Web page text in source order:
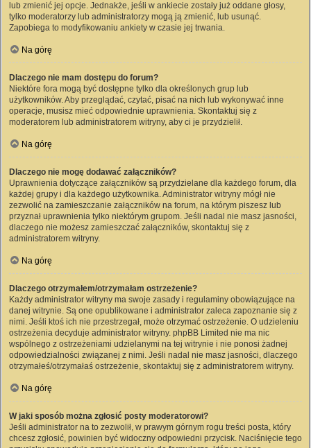
lub zmienić jej opcje. Jednakże, jeśli w ankiecie zostały już oddane głosy,
tylko moderatorzy lub administratorzy mogą ją zmienić, lub usunąć.
Zapobiega to modyfikowaniu ankiety w czasie jej trwania.
Na górę
Dlaczego nie mam dostępu do forum?
Niektóre fora mogą być dostępne tylko dla określonych grup lub
użytkowników. Aby przeglądać, czytać, pisać na nich lub wykonywać inne
operacje, musisz mieć odpowiednie uprawnienia. Skontaktuj się z
moderatorem lub administratorem witryny, aby ci je przydzielił.
Na górę
Dlaczego nie mogę dodawać załączników?
Uprawnienia dotyczące załączników są przydzielane dla każdego forum, dla
każdej grupy i dla każdego użytkownika. Administrator witryny mógł nie
zezwolić na zamieszczanie załączników na forum, na którym piszesz lub
przyznał uprawnienia tylko niektórym grupom. Jeśli nadal nie masz jasności,
dlaczego nie możesz zamieszczać załączników, skontaktuj się z
administratorem witryny.
Na górę
Dlaczego otrzymałem/otrzymałam ostrzeżenie?
Każdy administrator witryny ma swoje zasady i regulaminy obowiązujące na
danej witrynie. Są one opublikowane i administrator zaleca zapoznanie się z
nimi. Jeśli ktoś ich nie przestrzegał, może otrzymać ostrzeżenie. O udzieleniu
ostrzeżenia decyduje administrator witryny. phpBB Limited nie ma nic
wspólnego z ostrzeżeniami udzielanymi na tej witrynie i nie ponosi żadnej
odpowiedzialności związanej z nimi. Jeśli nadal nie masz jasności, dlaczego
otrzymałeś/otrzymałaś ostrzeżenie, skontaktuj się z administratorem witryny.
Na górę
W jaki sposób można zgłosić posty moderatorowi?
Jeśli administrator na to zezwolił, w prawym górnym rogu treści posta, który
chcesz zgłosić, powinien być widoczny odpowiedni przycisk. Naciśnięcie tego